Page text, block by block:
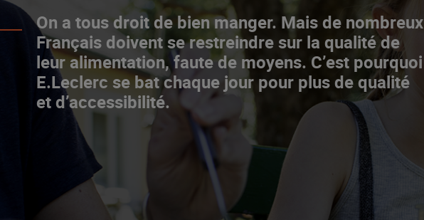
L’ascenceur social
fonctionne chez E.Leclerc !
NOTRE MODÈLE
On a tous droit de bien manger. Mais de nombreux
Français doivent se restreindre sur la qualité de
leur alimentation, faute de moyens. C’est pourquoi
E.Leclerc se bat chaque jour pour plus de qualité
et d’accessibilité.